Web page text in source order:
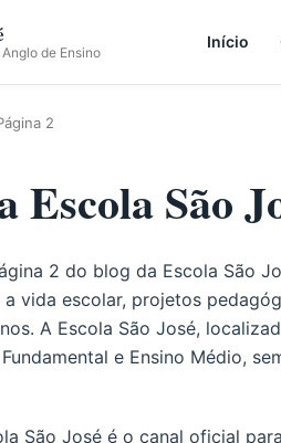
de Ensino
Início
2
Escola São
2 do blog da Escola São
a vida escolar, projetos
A Escola São José,
e Ensino Médio,
São José é o canal oficial